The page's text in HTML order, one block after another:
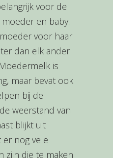
voor de
en baby.
voor haar
dan elk ander
is
maar bevat ook
bij de
weerstand van
blijkt uit
nog vele
zijn die te maken